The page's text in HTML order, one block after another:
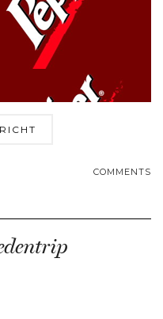
COMMENTS